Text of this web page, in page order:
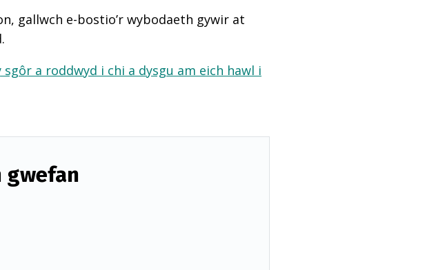
gallwch e-bostio’r wybodaeth gywir at
a roddwyd i chi a dysgu am eich hawl i
gwefan